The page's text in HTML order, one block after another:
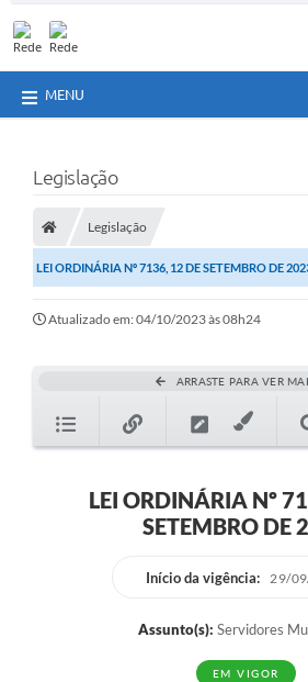
MENU
Legislação
Legislação
LEI ORDINÁRIA Nº 7136, 12 DE SETEMBRO DE
Atualizado em: 04/10/2023 às 08h24
ARRASTE PARA VER
LEI ORDINÁRIA Nº
SETEMBRO DE
Início da vigência: 29/
Assunto(s): Servidores
EM VIGOR